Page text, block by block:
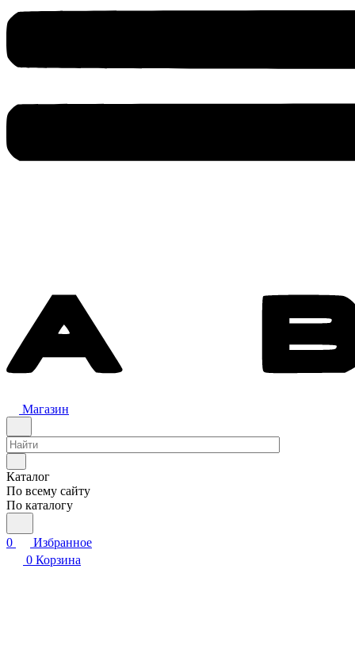
Магазин
Каталог
По всему сайту
По каталогу
0
Избранное
0 Корзина